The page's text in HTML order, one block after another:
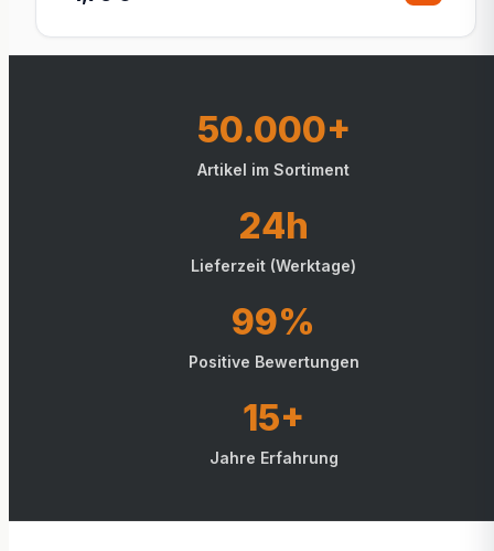
50.000+
Artikel im Sortiment
24h
Lieferzeit (Werktage)
99%
Positive Bewertungen
15+
Jahre Erfahrung